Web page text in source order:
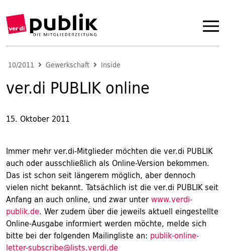
10/2011 Gewerkschaft Inside
ver.di PUBLIK online
15. Oktober 2011
Immer mehr ver.di-Mitglieder möchten die ver.di PUBLIK
auch oder ausschließlich als Online-Version bekommen.
Das ist schon seit längerem möglich, aber dennoch
vielen nicht bekannt. Tatsächlich ist die ver.di PUBLIK seit
Anfang an auch online, und zwar unterwww.verdi-
publik.de. Wer zudem über die jeweils aktuell eingestellte
Online-Ausgabe informiert werden möchte, melde sich
bitte bei der folgenden Mailingliste an: publik-online-
letter-subscribe@lists.verdi.de